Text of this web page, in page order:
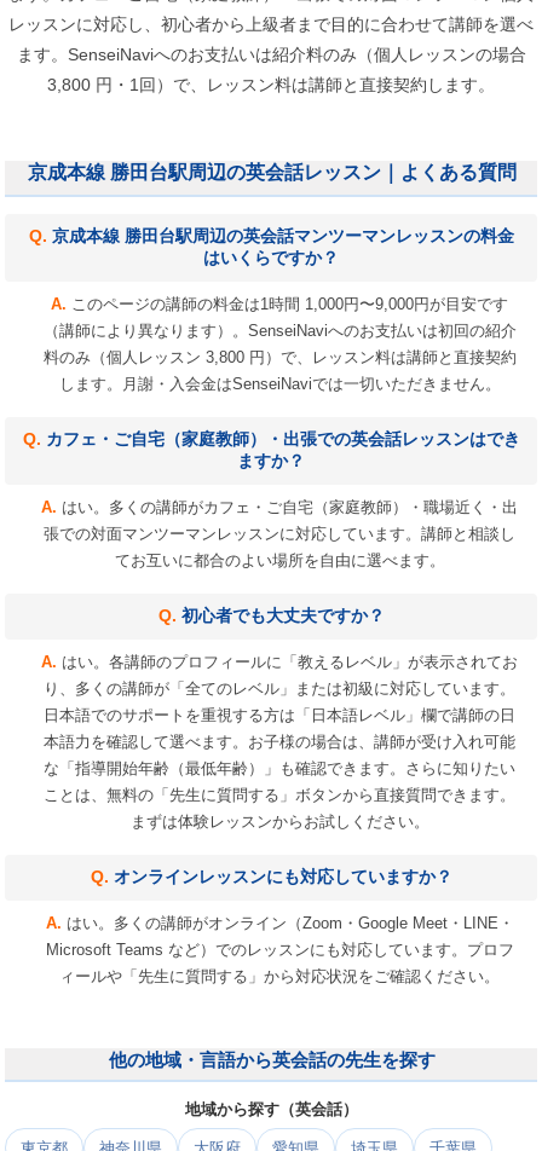
レッスンに対応し、初心者から上級者まで目的に合わせて講師を選べ
ます。SenseiNaviへのお支払いは紹介料のみ（個人レッスンの場合
3,800 円・1回）で、レッスン料は講師と直接契約します。
京成本線 勝田台駅周辺の英会話レッスン｜よくある質問
京成本線 勝田台駅周辺の英会話マンツーマンレッスンの料金
はいくらですか？
このページの講師の料金は1時間 1,000円〜9,000円が目安です
（講師により異なります）。SenseiNaviへのお支払いは初回の紹介
料のみ（個人レッスン 3,800 円）で、レッスン料は講師と直接契約
します。月謝・入会金はSenseiNaviでは一切いただきません。
カフェ・ご自宅（家庭教師）・出張での英会話レッスンはでき
ますか？
はい。多くの講師がカフェ・ご自宅（家庭教師）・職場近く・出
張での対面マンツーマンレッスンに対応しています。講師と相談し
てお互いに都合のよい場所を自由に選べます。
初心者でも大丈夫ですか？
はい。各講師のプロフィールに「教えるレベル」が表示されてお
り、多くの講師が「全てのレベル」または初級に対応しています。
日本語でのサポートを重視する方は「日本語レベル」欄で講師の日
本語力を確認して選べます。お子様の場合は、講師が受け入れ可能
な「指導開始年齢（最低年齢）」も確認できます。さらに知りたい
ことは、無料の「先生に質問する」ボタンから直接質問できます。
まずは体験レッスンからお試しください。
オンラインレッスンにも対応していますか？
はい。多くの講師がオンライン（Zoom・Google Meet・LINE・
Microsoft Teams など）でのレッスンにも対応しています。プロフ
ィールや「先生に質問する」から対応状況をご確認ください。
他の地域・言語から英会話の先生を探す
地域から探す（英会話）